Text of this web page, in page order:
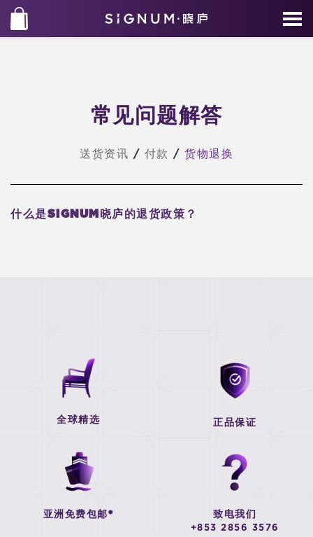
常见问题解答
送货资讯 / 付款 / 货物退换
什么是SIGNUM晓庐的退货政策？
全球精选 正品保证
亚洲免费包邮* 致电我们
+853 2856 3576